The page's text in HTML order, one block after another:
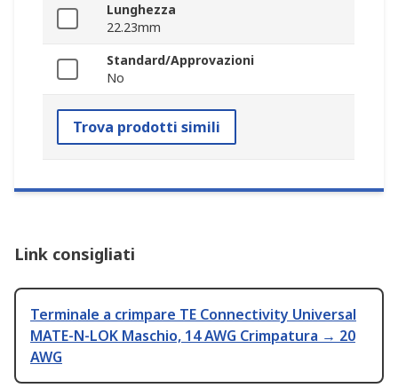
Lunghezza
22.23mm
Standard/Approvazioni
No
Trova prodotti simili
Link consigliati
Terminale a crimpare TE Connectivity Universal
MATE-N-LOK Maschio, 14 AWG Crimpatura → 20
AWG